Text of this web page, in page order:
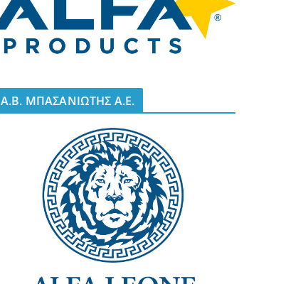
A.B. ΜΠΑΣΑΝΙΩΤΗΣ Α.Ε.